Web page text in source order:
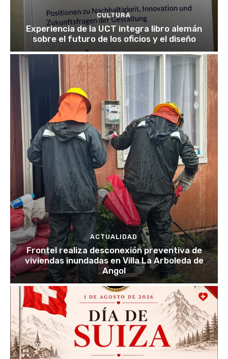
CULTURA
Experiencia de la UCT integra libro alemán
sobre el futuro de los oficios y el diseño
ACTUALIDAD
Frontel realiza desconexión preventiva de
viviendas inundadas en Villa La Arboleda de
Angol